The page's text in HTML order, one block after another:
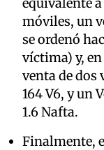
móviles, un
se ordenó
víctima) y,
venta de dos
164 V6, y un
1.6 Nafta.
Finalmente,